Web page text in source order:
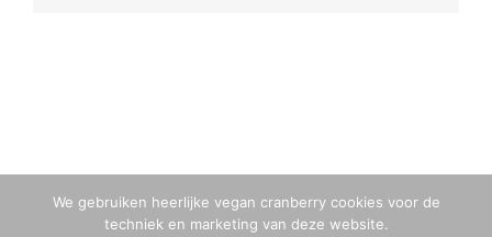
We gebruiken heerlijke vegan cranberry cookies voor de
techniek en marketing van deze website.